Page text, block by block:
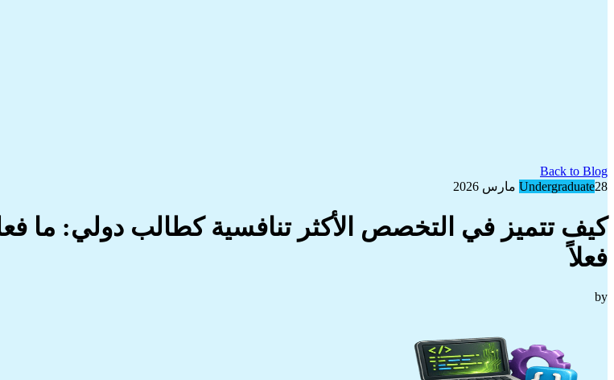
Back to Blog
Undergraduate28 مارس 2026
كيف تتميز في التخصص الأكثر تنافسية كطالب دولي: ما
فعلاً
by